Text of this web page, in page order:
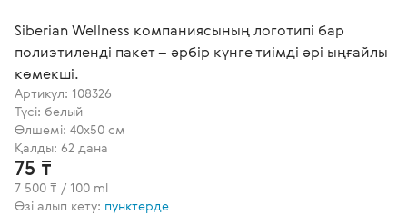
Siberian Wellness компаниясының логотипі бар
полиэтиленді пакет – әрбір күнге тиімді әрі ыңғайлы
көмекші.
Артикул: 108326
Түсі: белый
Өлшемі: 40х50 см
Қалды: 62 дана
75 ₸
7 500 ₸ / 100 ml
Өзі алып кету: пунктерде